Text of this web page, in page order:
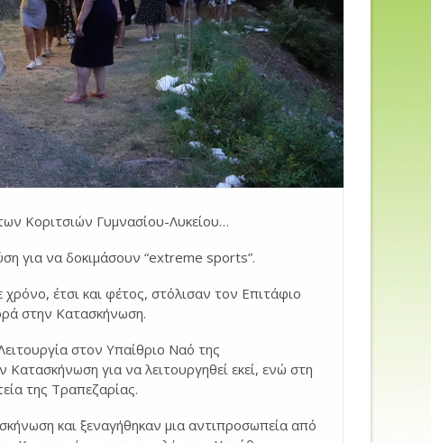
Κοριτσιών Γυμνασίου-Λυκείου…
για να δοκιμάσουν “extreme sports”.
έτσι και φέτος, στόλισαν τον Επιτάφιο
στην Κατασκήνωση.
στον Υπαίθριο Ναό της
για να λειτουργηθεί εκεί, ενώ στη
της Τραπεζαρίας.
και ξεναγήθηκαν μια αντιπροσωπεία από